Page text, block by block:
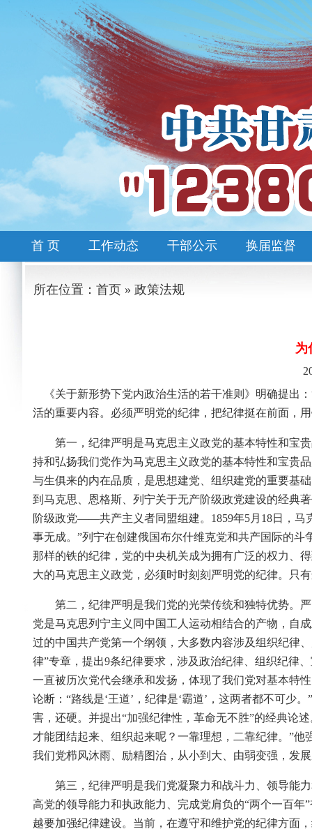
首 页 工作动态 干部公示 换届监督
所在位置：首页 » 政策法规
为
《关于新形势下党内政治生活的若干准则》明确提出
活的重要内容。必须严明党的纪律，把纪律挺在前面，
第一，纪律严明是马克思主义政党的基本特性和宝
持和弘扬我们党作为马克思主义政党的基本特性和宝贵
与生俱来的内在品质，是思想建党、组织建党的重要基
到马克思、恩格斯、列宁关于无产阶级政党建设的经典
阶级政党——共产主义者同盟组建。1859年5月18日，马
事无成。”列宁在创建俄国布尔什维克党和共产国际的
那样的铁的纪律，党的中央机关成为拥有广泛的权力、
大的马克思主义政党，必须时时刻刻严明党的纪律。只
第二，纪律严明是我们党的光荣传统和独特优势。
党是马克思列宁主义同中国工人运动相结合的产物，自
过的中国共产党第一个纲领，大多数内容涉及组织纪律
律”专章，提出9条纪律要求，涉及政治纪律、组织纪律
一直被历次党代会继承和发扬，体现了我们党对基本特
论断：“路线是‘王道’，纪律是‘霸道’，这两者都不可少
害，还硬。并提出“加强纪律性，革命无不胜”的经典论
才能团结起来、组织起来呢？一靠理想，二靠纪律。”
我们党栉风沐雨、励精图治，从小到大、由弱变强，发
第三，纪律严明是我们党凝聚力和战斗力、领导能
高党的领导能力和执政能力、完成党肩负的“两个一百
越要加强纪律建设。当前，在遵守和维护党的纪律方面